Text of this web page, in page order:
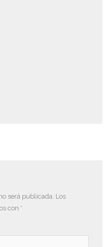
será publicada. Los
con *